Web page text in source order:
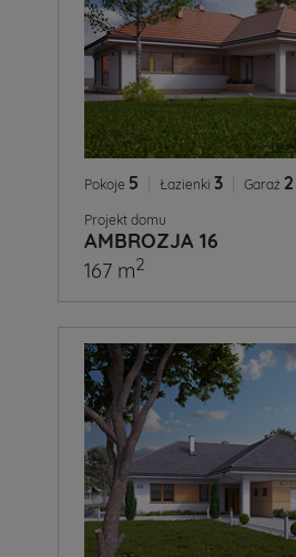
Pokoje 5 Łazienki 3 Garaż 2
Projekt domu
AMBROZJA 16
167 m2